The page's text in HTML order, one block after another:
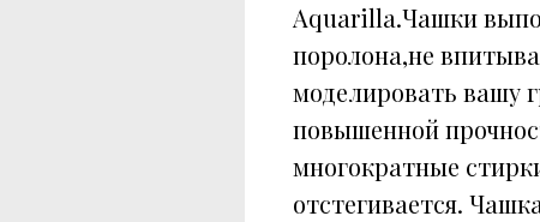
Aquarilla.Чашки
поролона,не
моделировать вашу
повышенной
многократные
отстегивается.